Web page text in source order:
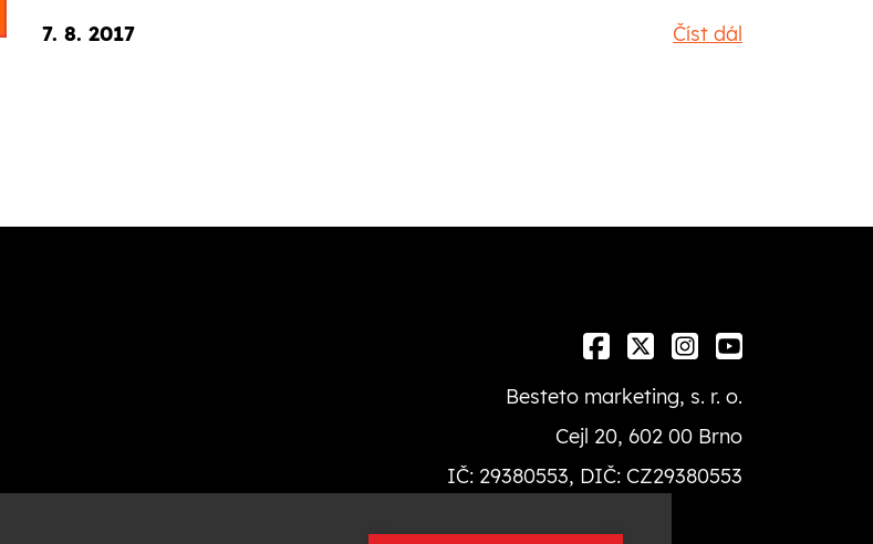
7. 8. 2017 Číst dál
Besteto marketing, s. r. o.
Cejl 20, 602 00 Brno
IČ: 29380553, DIČ: CZ29380553